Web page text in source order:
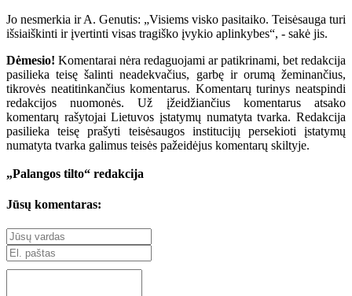
Jo nesmerkia ir A. Genutis: „Visiems visko pasitaiko. Teisėsauga turi
išsiaiškinti ir įvertinti visas tragiško įvykio aplinkybes“, - sakė jis.
Dėmesio! Komentarai nėra redaguojami ar patikrinami, bet redakcija
pasilieka teisę šalinti neadekvačius, garbę ir orumą žeminančius,
tikrovės neatitinkančius komentarus. Komentarų turinys neatspindi
redakcijos nuomonės. Už įžeidžiančius komentarus atsako
komentarų rašytojai Lietuvos įstatymų numatyta tvarka. Redakcija
pasilieka teisę prašyti teisėsaugos institucijų persekioti įstatymų
numatyta tvarka galimus teisės pažeidėjus komentarų skiltyje.
„Palangos tilto“ redakcija
Jūsų komentaras: